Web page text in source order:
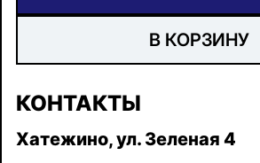
В КОРЗИНУ
КОНТАКТЫ
Хатежино, ул. Зеленая 4